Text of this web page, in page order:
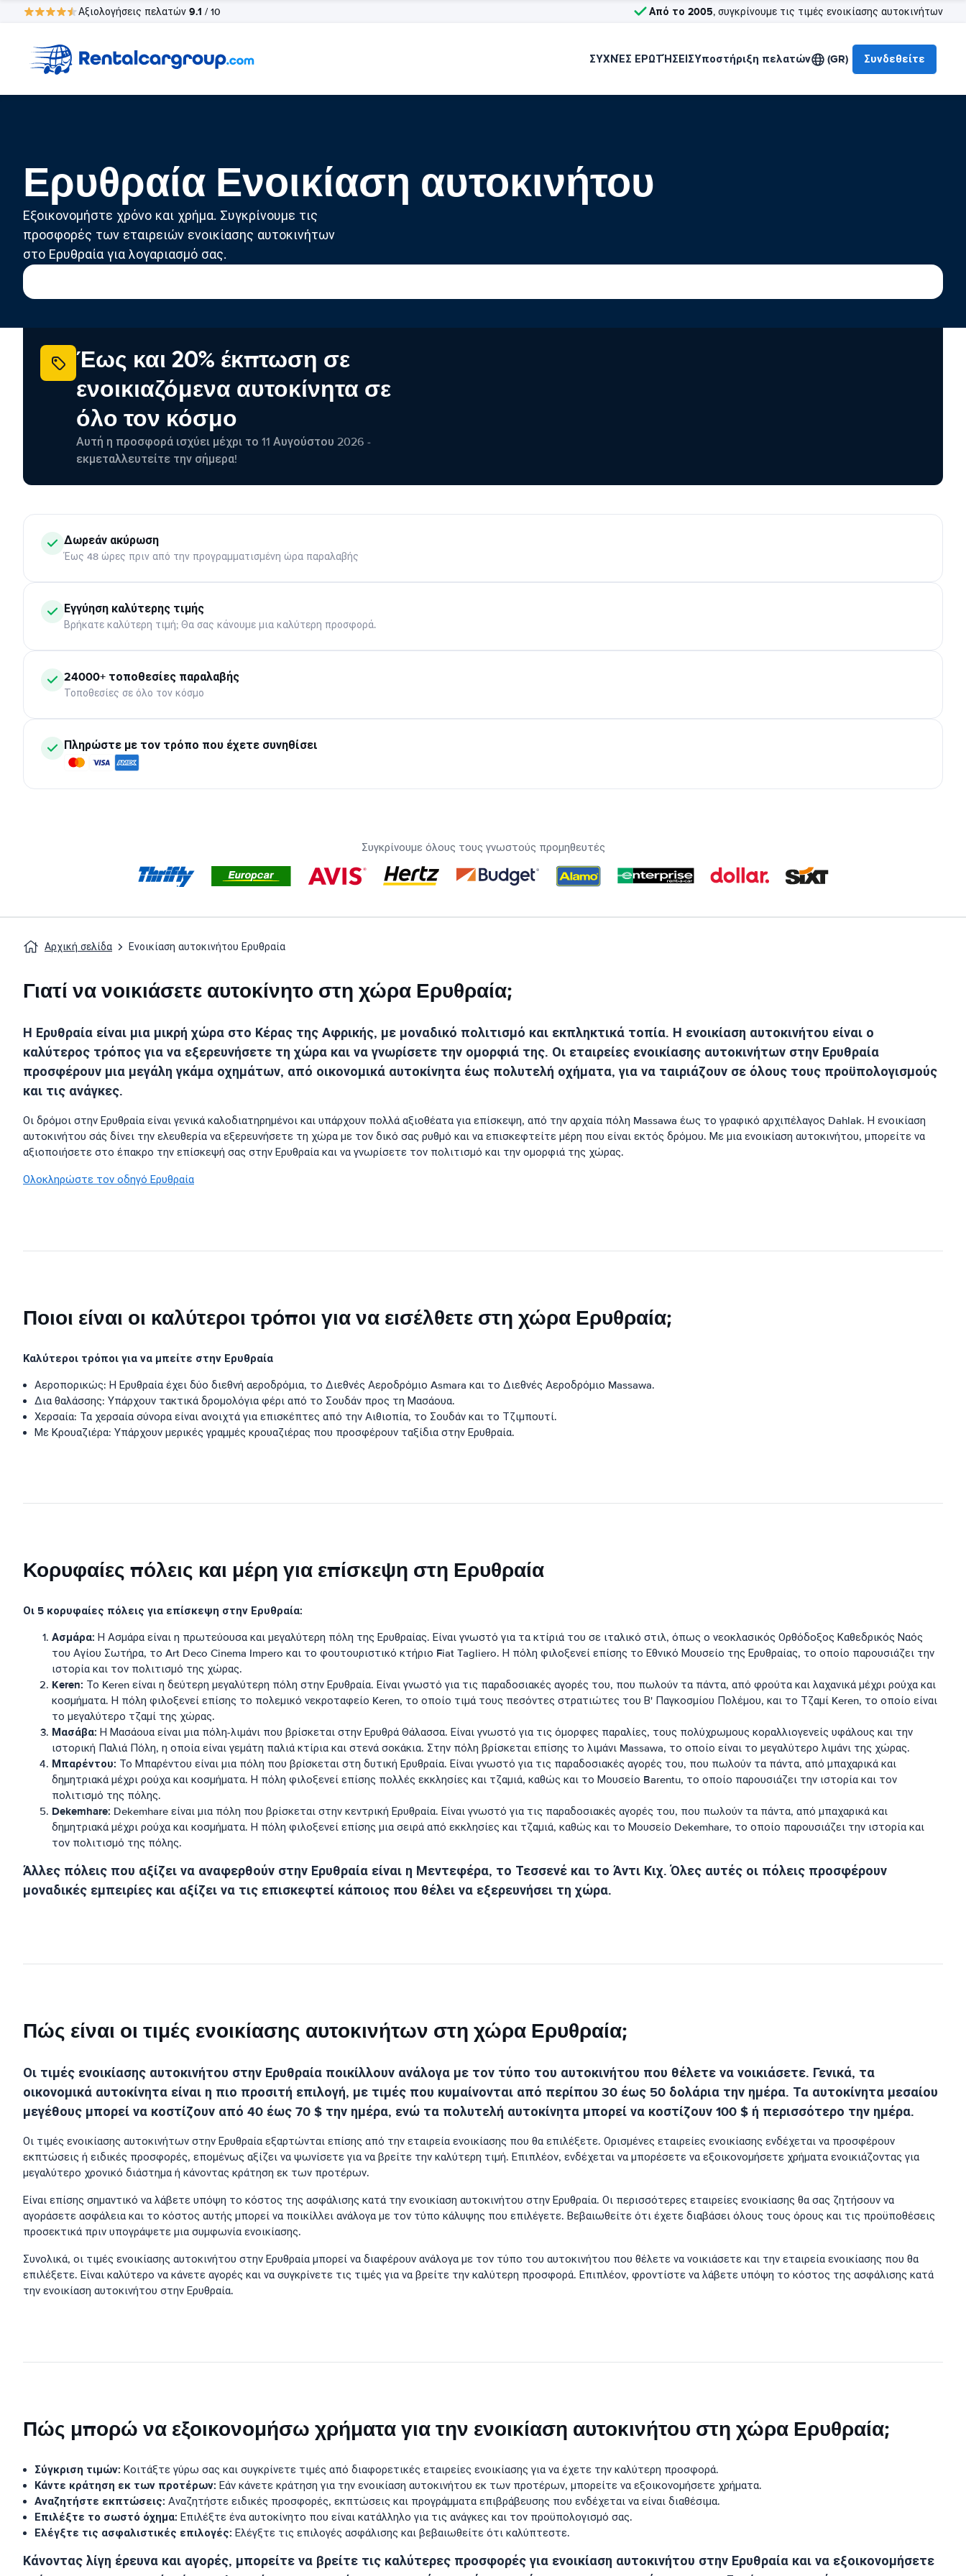
Αξιολογήσεις πελατών 9.1 / 10 Από το 2005, συγκρίνουμε τις τιμές ενοικίασης αυτοκινήτων
ΣΥΧΝΈΣ ΕΡΩΤΉΣΕΙΣΥποστήριξη πελατών (GR) Συνδεθείτε
Ερυθραία Ενοικίαση αυτοκινήτου
Εξοικονομήστε χρόνο και χρήμα. Συγκρίνουμε τις
προσφορές των εταιρειών ενοικίασης αυτοκινήτων
στο Ερυθραία για λογαριασμό σας.
Έως και 20% έκπτωση σε
ενοικιαζόμενα αυτοκίνητα σε
όλο τον κόσμο
Αυτή η προσφορά ισχύει μέχρι το 11 Αυγούστου 2026 -
εκμεταλλευτείτε την σήμερα!
Δωρεάν ακύρωση
Έως 48 ώρες πριν από την προγραμματισμένη ώρα παραλαβής
Εγγύηση καλύτερης τιμής
Βρήκατε καλύτερη τιμή; Θα σας κάνουμε μια καλύτερη προσφορά.
24000+ τοποθεσίες παραλαβής
Τοποθεσίες σε όλο τον κόσμο
Πληρώστε με τον τρόπο που έχετε συνηθίσει
Συγκρίνουμε όλους τους γνωστούς προμηθευτές
Αρχική σελίδα Ενοικίαση αυτοκινήτου Ερυθραία
Γιατί να νοικιάσετε αυτοκίνητο στη χώρα Ερυθραία;
Η Ερυθραία είναι μια μικρή χώρα στο Κέρας της Αφρικής, με μοναδικό πολιτισμό και εκπληκτικά τοπία. Η ενοικίαση αυτοκινήτου είναι ο
καλύτερος τρόπος για να εξερευνήσετε τη χώρα και να γνωρίσετε την ομορφιά της. Οι εταιρείες ενοικίασης αυτοκινήτων στην Ερυθραία
προσφέρουν μια μεγάλη γκάμα οχημάτων, από οικονομικά αυτοκίνητα έως πολυτελή οχήματα, για να ταιριάζουν σε όλους τους προϋπολογισμούς
και τις ανάγκες.
Οι δρόμοι στην Ερυθραία είναι γενικά καλοδιατηρημένοι και υπάρχουν πολλά αξιοθέατα για επίσκεψη, από την αρχαία πόλη Massawa έως το γραφικό αρχιπέλαγος Dahlak. Η ενοικίαση
αυτοκινήτου σάς δίνει την ελευθερία να εξερευνήσετε τη χώρα με τον δικό σας ρυθμό και να επισκεφτείτε μέρη που είναι εκτός δρόμου. Με μια ενοικίαση αυτοκινήτου, μπορείτε να
αξιοποιήσετε στο έπακρο την επίσκεψή σας στην Ερυθραία και να γνωρίσετε τον πολιτισμό και την ομορφιά της χώρας.
Ολοκληρώστε τον οδηγό Ερυθραία
Ποιοι είναι οι καλύτεροι τρόποι για να εισέλθετε στη χώρα Ερυθραία;
Καλύτεροι τρόποι για να μπείτε στην Ερυθραία
Αεροπορικώς: Η Ερυθραία έχει δύο διεθνή αεροδρόμια, το Διεθνές Αεροδρόμιο Asmara και το Διεθνές Αεροδρόμιο Massawa.
Δια θαλάσσης: Υπάρχουν τακτικά δρομολόγια φέρι από το Σουδάν προς τη Μασάουα.
Χερσαία: Τα χερσαία σύνορα είναι ανοιχτά για επισκέπτες από την Αιθιοπία, το Σουδάν και το Τζιμπουτί.
Με Κρουαζιέρα: Υπάρχουν μερικές γραμμές κρουαζιέρας που προσφέρουν ταξίδια στην Ερυθραία.
Κορυφαίες πόλεις και μέρη για επίσκεψη στη Ερυθραία
Οι 5 κορυφαίες πόλεις για επίσκεψη στην Ερυθραία:
Ασμάρα: Η Ασμάρα είναι η πρωτεύουσα και μεγαλύτερη πόλη της Ερυθραίας. Είναι γνωστό για τα κτίριά του σε ιταλικό στιλ, όπως ο νεοκλασικός Ορθόδοξος Καθεδρικός Ναός
του Αγίου Σωτήρα, το Art Deco Cinema Impero και το φουτουριστικό κτήριο Fiat Tagliero. Η πόλη φιλοξενεί επίσης το Εθνικό Μουσείο της Ερυθραίας, το οποίο παρουσιάζει την
ιστορία και τον πολιτισμό της χώρας.
Keren: Το Keren είναι η δεύτερη μεγαλύτερη πόλη στην Ερυθραία. Είναι γνωστό για τις παραδοσιακές αγορές του, που πωλούν τα πάντα, από φρούτα και λαχανικά μέχρι ρούχα και
κοσμήματα. Η πόλη φιλοξενεί επίσης το πολεμικό νεκροταφείο Keren, το οποίο τιμά τους πεσόντες στρατιώτες του Β' Παγκοσμίου Πολέμου, και το Τζαμί Keren, το οποίο είναι
το μεγαλύτερο τζαμί της χώρας.
Μασάβα: Η Μασάουα είναι μια πόλη-λιμάνι που βρίσκεται στην Ερυθρά Θάλασσα. Είναι γνωστό για τις όμορφες παραλίες, τους πολύχρωμους κοραλλιογενείς υφάλους και την
ιστορική Παλιά Πόλη, η οποία είναι γεμάτη παλιά κτίρια και στενά σοκάκια. Στην πόλη βρίσκεται επίσης το λιμάνι Massawa, το οποίο είναι το μεγαλύτερο λιμάνι της χώρας.
Μπαρέντου: Το Μπαρέντου είναι μια πόλη που βρίσκεται στη δυτική Ερυθραία. Είναι γνωστό για τις παραδοσιακές αγορές του, που πωλούν τα πάντα, από μπαχαρικά και
δημητριακά μέχρι ρούχα και κοσμήματα. Η πόλη φιλοξενεί επίσης πολλές εκκλησίες και τζαμιά, καθώς και το Μουσείο Barentu, το οποίο παρουσιάζει την ιστορία και τον
πολιτισμό της πόλης.
Dekemhare: Dekemhare είναι μια πόλη που βρίσκεται στην κεντρική Ερυθραία. Είναι γνωστό για τις παραδοσιακές αγορές του, που πωλούν τα πάντα, από μπαχαρικά και
δημητριακά μέχρι ρούχα και κοσμήματα. Η πόλη φιλοξενεί επίσης μια σειρά από εκκλησίες και τζαμιά, καθώς και το Μουσείο Dekemhare, το οποίο παρουσιάζει την ιστορία και
τον πολιτισμό της πόλης.
Άλλες πόλεις που αξίζει να αναφερθούν στην Ερυθραία είναι η Μεντεφέρα, το Τεσσενέ και το Άντι Κιχ. Όλες αυτές οι πόλεις προσφέρουν
μοναδικές εμπειρίες και αξίζει να τις επισκεφτεί κάποιος που θέλει να εξερευνήσει τη χώρα.
Πώς είναι οι τιμές ενοικίασης αυτοκινήτων στη χώρα Ερυθραία;
Οι τιμές ενοικίασης αυτοκινήτου στην Ερυθραία ποικίλλουν ανάλογα με τον τύπο του αυτοκινήτου που θέλετε να νοικιάσετε. Γενικά, τα
οικονομικά αυτοκίνητα είναι η πιο προσιτή επιλογή, με τιμές που κυμαίνονται από περίπου 30 έως 50 δολάρια την ημέρα. Τα αυτοκίνητα μεσαίου
μεγέθους μπορεί να κοστίζουν από 40 έως 70 $ την ημέρα, ενώ τα πολυτελή αυτοκίνητα μπορεί να κοστίζουν 100 $ ή περισσότερο την ημέρα.
Οι τιμές ενοικίασης αυτοκινήτων στην Ερυθραία εξαρτώνται επίσης από την εταιρεία ενοικίασης που θα επιλέξετε. Ορισμένες εταιρείες ενοικίασης ενδέχεται να προσφέρουν
εκπτώσεις ή ειδικές προσφορές, επομένως αξίζει να ψωνίσετε για να βρείτε την καλύτερη τιμή. Επιπλέον, ενδέχεται να μπορέσετε να εξοικονομήσετε χρήματα ενοικιάζοντας για
μεγαλύτερο χρονικό διάστημα ή κάνοντας κράτηση εκ των προτέρων.
Είναι επίσης σημαντικό να λάβετε υπόψη το κόστος της ασφάλισης κατά την ενοικίαση αυτοκινήτου στην Ερυθραία. Οι περισσότερες εταιρείες ενοικίασης θα σας ζητήσουν να
αγοράσετε ασφάλεια και το κόστος αυτής μπορεί να ποικίλλει ανάλογα με τον τύπο κάλυψης που επιλέγετε. Βεβαιωθείτε ότι έχετε διαβάσει όλους τους όρους και τις προϋποθέσεις
προσεκτικά πριν υπογράψετε μια συμφωνία ενοικίασης.
Συνολικά, οι τιμές ενοικίασης αυτοκινήτου στην Ερυθραία μπορεί να διαφέρουν ανάλογα με τον τύπο του αυτοκινήτου που θέλετε να νοικιάσετε και την εταιρεία ενοικίασης που θα
επιλέξετε. Είναι καλύτερο να κάνετε αγορές και να συγκρίνετε τις τιμές για να βρείτε την καλύτερη προσφορά. Επιπλέον, φροντίστε να λάβετε υπόψη το κόστος της ασφάλισης κατά
την ενοικίαση αυτοκινήτου στην Ερυθραία.
Πώς μπορώ να εξοικονομήσω χρήματα για την ενοικίαση αυτοκινήτου στη χώρα Ερυθραία;
Σύγκριση τιμών: Κοιτάξτε γύρω σας και συγκρίνετε τιμές από διαφορετικές εταιρείες ενοικίασης για να έχετε την καλύτερη προσφορά.
Κάντε κράτηση εκ των προτέρων: Εάν κάνετε κράτηση για την ενοικίαση αυτοκινήτου εκ των προτέρων, μπορείτε να εξοικονομήσετε χρήματα.
Αναζητήστε εκπτώσεις: Αναζητήστε ειδικές προσφορές, εκπτώσεις και προγράμματα επιβράβευσης που ενδέχεται να είναι διαθέσιμα.
Επιλέξτε το σωστό όχημα: Επιλέξτε ένα αυτοκίνητο που είναι κατάλληλο για τις ανάγκες και τον προϋπολογισμό σας.
Ελέγξτε τις ασφαλιστικές επιλογές: Ελέγξτε τις επιλογές ασφάλισης και βεβαιωθείτε ότι καλύπτεστε.
Κάνοντας λίγη έρευνα και αγορές, μπορείτε να βρείτε τις καλύτερες προσφορές για ενοικίαση αυτοκινήτου στην Ερυθραία και να εξοικονομήσετε